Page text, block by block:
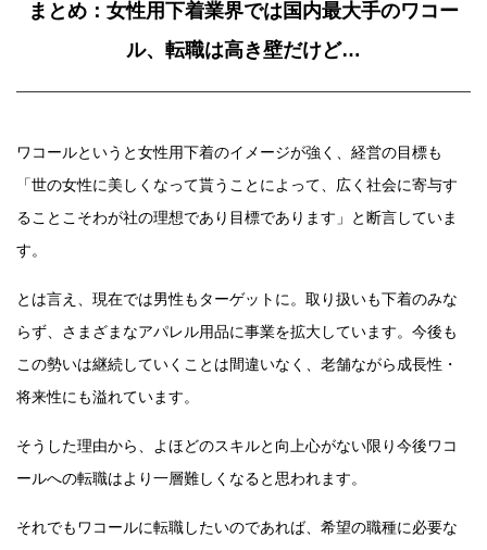
まとめ：女性用下着業界では国内最大手のワコー
ル、転職は高き壁だけど…
ワコールというと女性用下着のイメージが強く、経営の目標も
「世の女性に美しくなって貰うことによって、広く社会に寄与す
ることこそわが社の理想であり目標であります」と断言していま
す。
とは言え、現在では男性もターゲットに。取り扱いも下着のみな
らず、さまざまなアパレル用品に事業を拡大しています。今後も
この勢いは継続していくことは間違いなく、老舗ながら成長性・
将来性にも溢れています。
そうした理由から、よほどのスキルと向上心がない限り今後ワコ
ールへの転職はより一層難しくなると思われます。
それでもワコールに転職したいのであれば、希望の職種に必要な